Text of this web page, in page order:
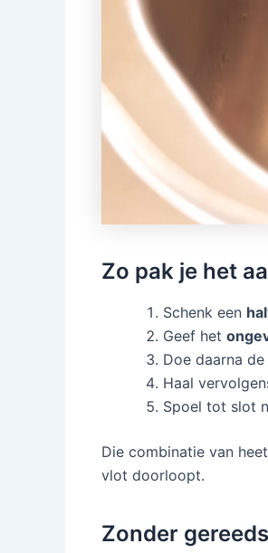
Zo pak je het
Schenk een
Geef het
Doe daarna
Haal
Spoel tot slot
Die combinatie van
vlot doorloopt.
Zonder